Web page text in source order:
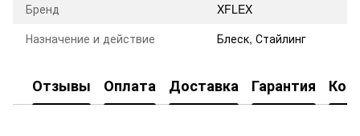
Бренд
XFLEX
Назначение и действие
Блеск, Стайлинг
Отзывы Оплата Доставка Гарантия